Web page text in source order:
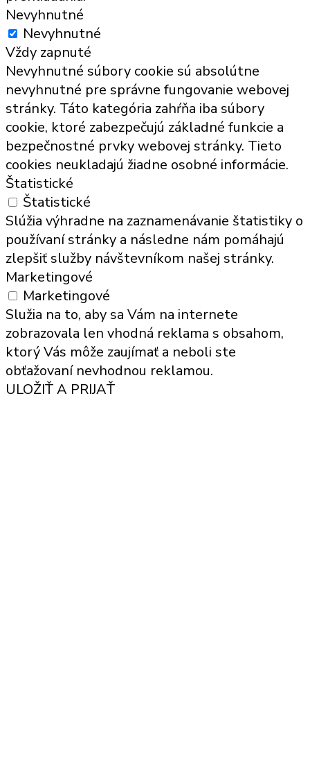
Nevyhnutné
Nevyhnutné
Vždy zapnuté
Nevyhnutné súbory cookie sú absolútne
nevyhnutné pre správne fungovanie webovej
stránky. Táto kategória zahŕňa iba súbory
cookie, ktoré zabezpečujú základné funkcie a
bezpečnostné prvky webovej stránky. Tieto
cookies neukladajú žiadne osobné informácie.
Štatistické
Štatistické
Slúžia výhradne na zaznamenávanie štatistiky o
používaní stránky a následne nám pomáhajú
zlepšiť služby návštevníkom našej stránky.
Marketingové
Marketingové
Služia na to, aby sa Vám na internete
zobrazovala len vhodná reklama s obsahom,
ktorý Vás môže zaujímať a neboli ste
obťažovaní nevhodnou reklamou.
ULOŽIŤ A PRIJAŤ